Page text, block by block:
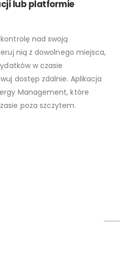
lub platformie
nad swoją
nią z dowolnego miejsca,
w czasie
dostęp zdalnie. Aplikacja
Management, które
poza szczytem.